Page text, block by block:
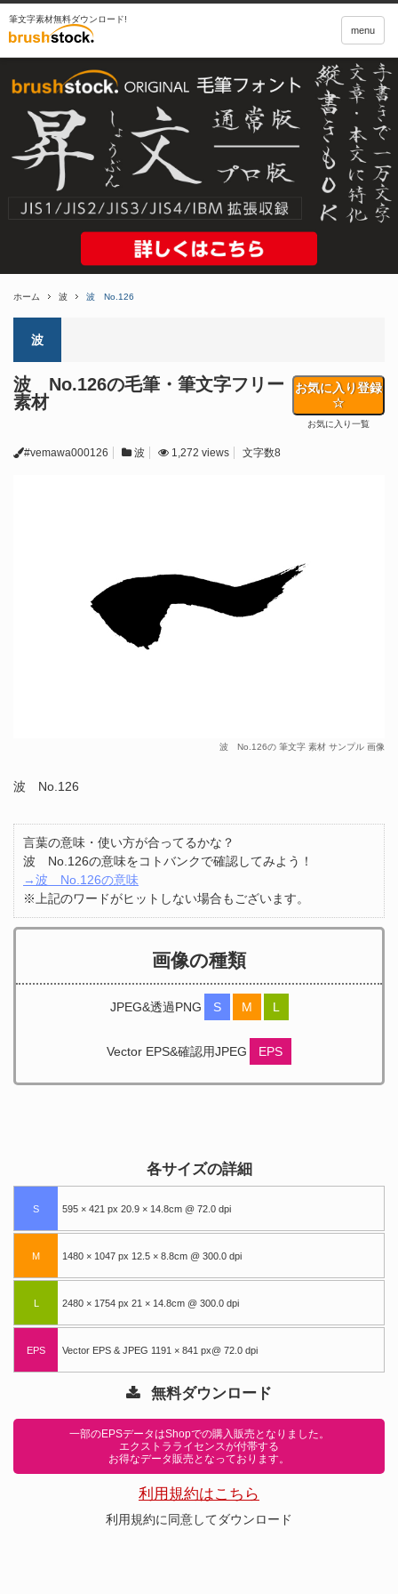
筆文字素材無料ダウンロード!
menu
ホーム 波 波 No.126
波
波 No.126の毛筆・筆文字フリー
素材
お気に入り登録
お気に入り一覧
#vemawa000126 波 1,272 views 文字数8
波 No.126の 筆文字 素材 サンプル 画像
波 No.126
言葉の意味・使い方が合ってるかな？
波 No.126の意味をコトバンクで確認してみよう！
→波 No.126の意味
※上記のワードがヒットしない場合もございます。
画像の種類
JPEG&透過PNG S M L
Vector EPS&確認用JPEG EPS
各サイズの詳細
S 595 × 421 px 20.9 × 14.8cm @ 72.0 dpi
M 1480 × 1047 px 12.5 × 8.8cm @ 300.0 dpi
L 2480 × 1754 px 21 × 14.8cm @ 300.0 dpi
EPS Vector EPS & JPEG 1191 × 841 px@ 72.0 dpi
無料ダウンロード
一部のEPSデータはShopでの購入販売となりました。
エクストラライセンスが付帯する
お得なデータ販売となっております。
利用規約はこちら
利用規約に同意してダウンロード